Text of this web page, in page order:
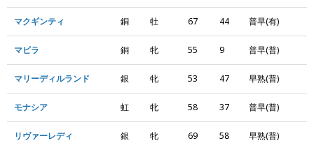
マクギンティ 銅 牡 67 44 普早(有)
マビラ 銅 牝 55 9 普早(普)
マリーディルランド 銀 牝 53 47 早熟(普)
モナシア 虹 牝 58 37 普早(普)
リヴァーレディ 銀 牝 69 58 早熟(普)